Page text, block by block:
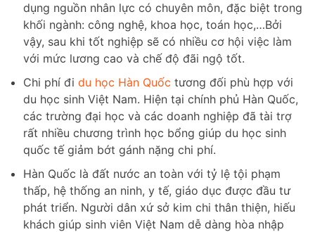
dụng nguồn nhân lực có chuyên môn, đặc biệt trong
khối ngành: công nghệ, khoa học, toán học,…Bởi
vậy, sau khi tốt nghiệp sẽ có nhiều cơ hội việc làm
với mức lương cao và chế độ đãi ngộ tốt.
Chi phí đi du học Hàn Quốc tương đối phù hợp với
du học sinh Việt Nam. Hiện tại chính phủ Hàn Quốc,
các trường đại học và các doanh nghiệp đã tài trợ
rất nhiều chương trình học bổng giúp du học sinh
quốc tế giảm bớt gánh nặng chi phí.
Hàn Quốc là đất nước an toàn với tỷ lệ tội phạm
thấp, hệ thống an ninh, y tế, giáo dục được đầu tư
phát triển. Người dân xứ sở kim chi thân thiện, hiếu
khách giúp sinh viên Việt Nam dễ dàng hòa nhập